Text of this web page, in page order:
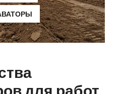
для работ